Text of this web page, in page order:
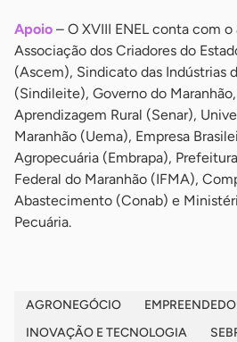
Apoio – O XVIII ENEL conta com
Associação dos Criadores do
(Ascem), Sindicato das Indústrias
(Sindileite), Governo do
Aprendizagem Rural (Senar),
Maranhão (Uema), Empresa
Agropecuária (Embrapa),
Federal do Maranhão (IFMA),
Abastecimento (Conab) e
Pecuária.
AGRONEGÓCIO
INOVAÇÃO E TECNOLOGIA